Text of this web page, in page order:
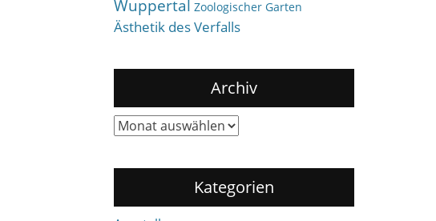
Wuppertal Zoologischer Garten
Ästhetik des Verfalls
Archiv
Archiv
Kategorien